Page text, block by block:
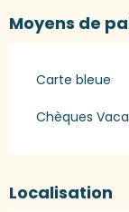
Moyens de
Carte bleue
Chèques
Localisation